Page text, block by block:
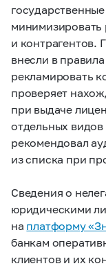
минимизировать
и контрагентов.
внесли в
рекламировать
проверяет
при выдаче
отдельных
рекомендовал
из списка при
Сведения о
юридическими
на платформу
банкам
клиентов и их